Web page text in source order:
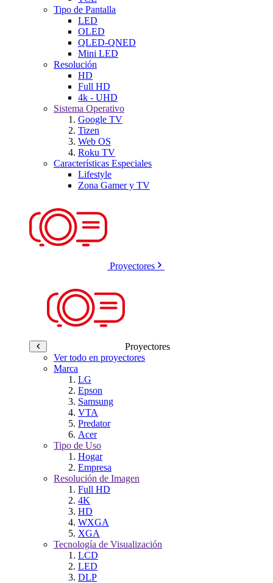
Tipo de Pantalla
LED
OLED
QLED-QNED
Mini LED
Resolución
HD
Full HD
4k - UHD
Sistema Operativo
Google TV
Tizen
Web OS
Roku TV
Características Especiales
Lifestyle
Zona Gamer y TV
Proyectores
Proyectores
Ver todo en proyectores
Marca
LG
Epson
Samsung
VTA
Predator
Acer
Tipo de Uso
Hogar
Empresa
Resolución de Imagen
Full HD
4K
HD
WXGA
XGA
Tecnología de Visualización
LCD
LED
DLP